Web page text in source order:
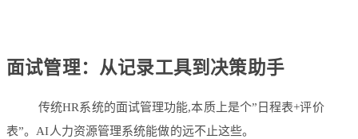
面试管理：从记录工具到决策助手
传统HR系统的面试管理功能,本质上是个”日程表+评价
表”。AI人力资源管理系统能做的远不止这些。